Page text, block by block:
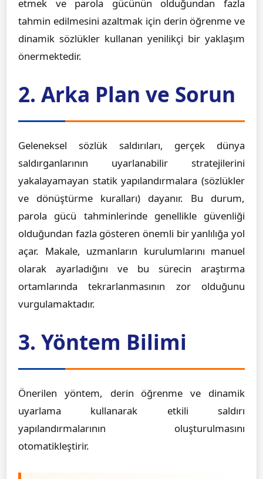
etmek ve parola gücünün olduğundan fazla
tahmin edilmesini azaltmak için derin öğrenme ve
dinamik sözlükler kullanan yenilikçi bir yaklaşım
önermektedir.
2. Arka Plan ve Sorun
Geleneksel sözlük saldırıları, gerçek dünya
saldırganlarının uyarlanabilir stratejilerini
yakalayamayan statik yapılandırmalara (sözlükler
ve dönüştürme kuralları) dayanır. Bu durum,
parola gücü tahminlerinde genellikle güvenliği
olduğundan fazla gösteren önemli bir yanlılığa yol
açar. Makale, uzmanların kurulumlarını manuel
olarak ayarladığını ve bu sürecin araştırma
ortamlarında tekrarlanmasının zor olduğunu
vurgulamaktadır.
3. Yöntem Bilimi
Önerilen yöntem, derin öğrenme ve dinamik
uyarlama kullanarak etkili saldırı
yapılandırmalarının oluşturulmasını
otomatikleştirir.